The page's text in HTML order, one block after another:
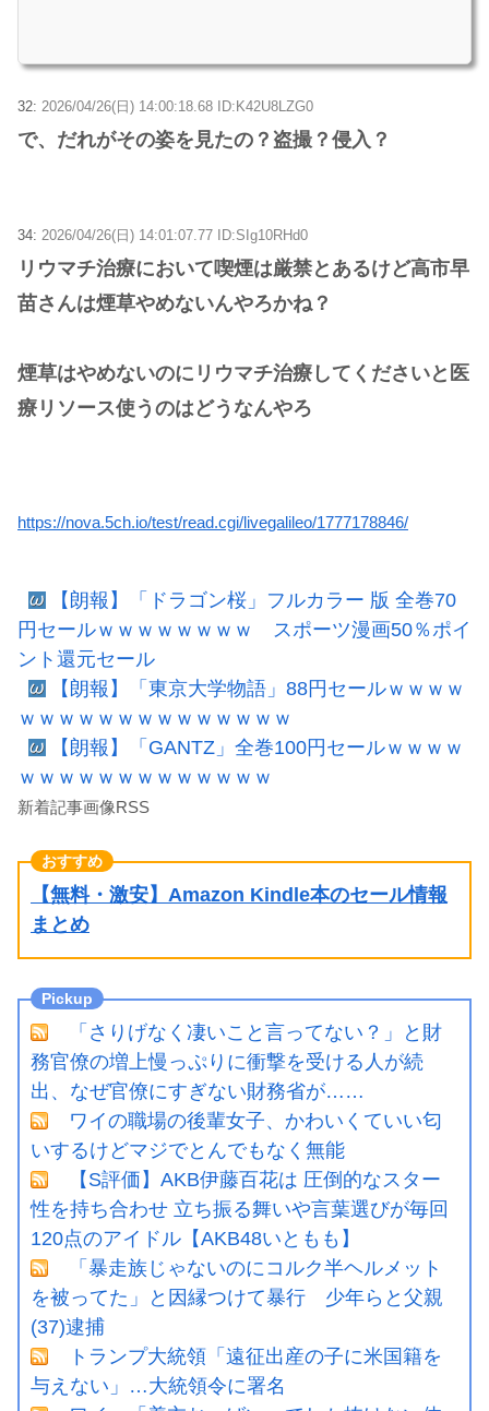
32: 2026/04/26(日) 14:00:18.68 ID:K42U8LZG0
で、だれがその姿を見たの？盗撮？侵入？
34: 2026/04/26(日) 14:01:07.77 ID:SIg10RHd0
リウマチ治療において喫煙は厳禁とあるけど高市早
苗さんは煙草やめないんやろかね？
煙草はやめないのにリウマチ治療してくださいと医
療リソース使うのはどうなんやろ
https://nova.5ch.io/test/read.cgi/livegalileo/1777178846/
【朗報】「ドラゴン桜」フルカラー 版 全巻70
円セールｗｗｗｗｗｗｗｗ スポーツ漫画50％ポイ
ント還元セール
【朗報】「東京大学物語」88円セールｗｗｗｗ
ｗｗｗｗｗｗｗｗｗｗｗｗｗｗ
【朗報】「GANTZ」全巻100円セールｗｗｗｗ
ｗｗｗｗｗｗｗｗｗｗｗｗｗ
新着記事画像RSS
【無料・激安】Amazon Kindle本のセール情報
まとめ
「さりげなく凄いこと言ってない？」と財
務官僚の増上慢っぷりに衝撃を受ける人が続
出、なぜ官僚にすぎない財務省が……
ワイの職場の後輩女子、かわいくていい匂
いするけどマジでとんでもなく無能
【S評価】AKB伊藤百花は 圧倒的なスター
性を持ち合わせ 立ち振る舞いや言葉選びが毎回
120点のアイドル【AKB48いともも】
「暴走族じゃないのにコルク半ヘルメット
を被ってた」と因縁つけて暴行 少年らと父親
(37)逮捕
トランプ大統領「遠征出産の子に米国籍を
与えない」…大統領令に署名